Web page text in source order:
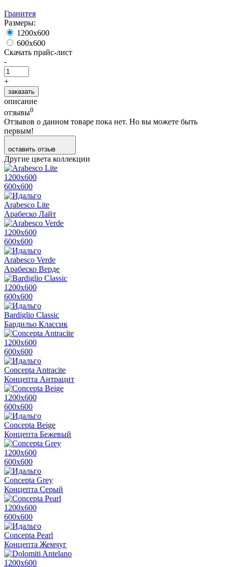
Гранитея
Размеры:
1200х600
600х600
Скачать прайс-лист
-
+
заказать
описание
отзывы0
Отзывов о данном товаре пока нет. Но вы можете быть
первым!
оставить отзыв
Другие цвета коллекции
1200х600
600х600
Arabesco Lite
Арабеско Лайт
1200х600
600х600
Arabesco Verde
Арабеско Верде
1200х600
600х600
Bardiglio Classic
Бардильо Классик
1200х600
600х600
Concepta Antracite
Концепта Антрацит
1200х600
600х600
Concepta Beige
Концепта Бежевый
1200х600
600х600
Concepta Grey
Концепта Серый
1200х600
600х600
Concepta Pearl
Концепта Жемчуг
1200х600